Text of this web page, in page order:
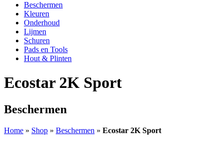
Beschermen
Kleuren
Onderhoud
Lijmen
Schuren
Pads en Tools
Hout & Plinten
Ecostar 2K Sport
Beschermen
Home » Shop » Beschermen » Ecostar 2K Sport